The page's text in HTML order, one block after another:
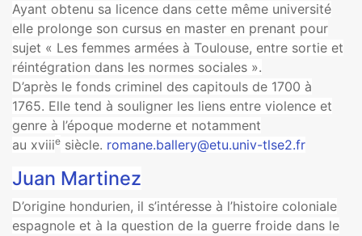
Ayant obtenu sa licence dans cette même université
elle prolonge son cursus en master en prenant pour
sujet « Les femmes armées à Toulouse, entre sortie et
réintégration dans les normes sociales ».
D’après le fonds criminel des capitouls de 1700 à
1765. Elle tend à souligner les liens entre violence et
genre à l’époque moderne et notamment
au xviiie siècle. romane.ballery@etu.univ-tlse2.fr
Juan Martinez
D’origine hondurien, il s’intéresse à l’histoire coloniale
espagnole et à la question de la guerre froide dans le